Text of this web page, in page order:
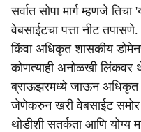
सर्वात सोपा मार्ग म्हणजे
वेबसाईटचा पत्ता नीट
किंवा अधिकृत शासकीय
कोणत्याही अनोळखी लिंकवर
ब्राऊझरमध्ये जाऊन अधिकृत
जेणेकरुन खरी वेबसाईट समोर
थोडीशी सतर्कता आणि योग्य